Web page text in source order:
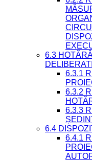
6.3
6.3.1
6.3.2
6.3.3
6.4
6.4.1